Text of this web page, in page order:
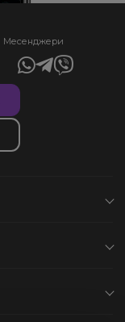
Месенджери